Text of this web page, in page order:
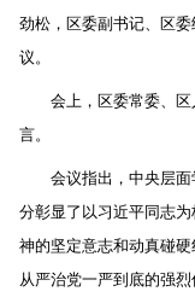
劲松，区委副书记、区
议。
会上，区委常委、
言。
会议指出，中央层
分彰显了以习近平同志
神的坚定意志和动真碰
从严治党一严到底的强